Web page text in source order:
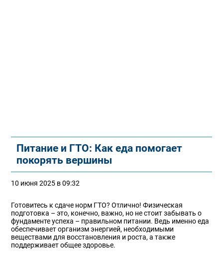
Питание и ГТО: Как еда помогает
покорять вершины
10 июня 2025 в 09:32
Готовитесь к сдаче норм ГТО? Отлично! Физическая
подготовка – это, конечно, важно, но не стоит забывать о
фундаменте успеха – правильном питании. Ведь именно еда
обеспечивает организм энергией, необходимыми
веществами для восстановления и роста, а также
поддерживает общее здоровье.